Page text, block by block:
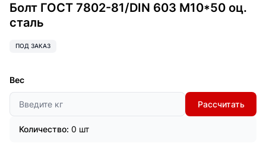
Болт ГОСТ 7802-81/DIN 603 М10*50 оц.
сталь
ПОД ЗАКАЗ
Вес
Рассчитать
Количество: 0 шт